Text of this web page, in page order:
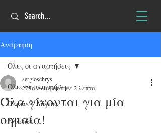
Ανάρτηση
Όλες οι αναρτήσεις
Πύρινος Λόγιος
Ελλάδα
Όλες οι αναρτήσεις
Όλα γίνονται για μία
σημαία!
sergioschrys
27 Ιανδιαβάστηκε 2 λεπτά